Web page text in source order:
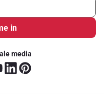
in
media